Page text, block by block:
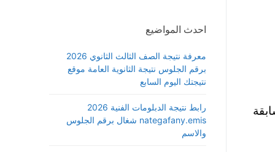
احدث المواضيع
معرفة نتيجة الصف الثالث الثانوي 2026
برقم الجلوس نتيجة الثانوية العامة موقع
نتيجتك اليوم السابع
رابط نتيجة الدبلومات الفنية 2026
nategafany.emis شغال برقم الجلوس
والاسم